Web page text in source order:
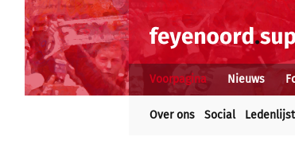
Voorpagina Nieuws
Over ons Social Ledenlijst